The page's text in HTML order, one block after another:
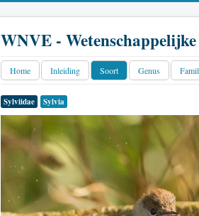
WNVE -
Home Inleiding Soort Genus
Sylviidae Sylvia